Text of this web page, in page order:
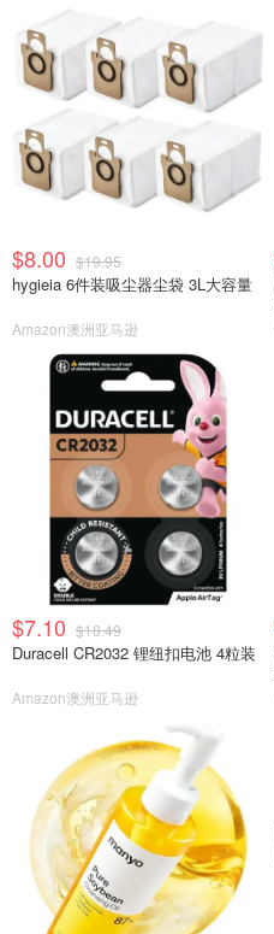
$8.00 $19.95
hygieia 6件装吸尘器尘袋 3L大容量
Amazon澳洲亚马逊
$7.10 $18.49
Duracell CR2032 锂纽扣电池 4粒装
Amazon澳洲亚马逊